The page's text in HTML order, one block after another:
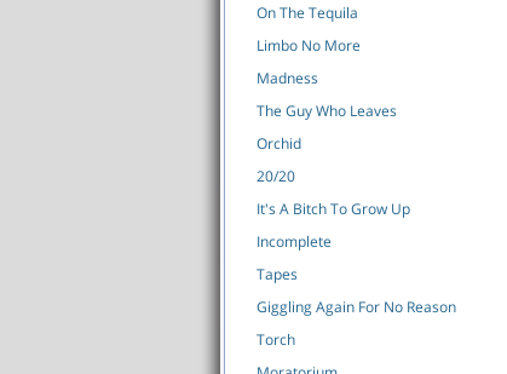
On The Tequila
Limbo No More
Madness
The Guy Who Leaves
Orchid
20/20
It's A Bitch To Grow Up
Incomplete
Tapes
Giggling Again For No Reason
Torch